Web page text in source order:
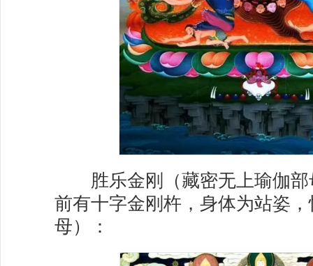
胜乐金刚（藏密无上瑜伽部
前有十字金刚杵，身体为站姿
母）：